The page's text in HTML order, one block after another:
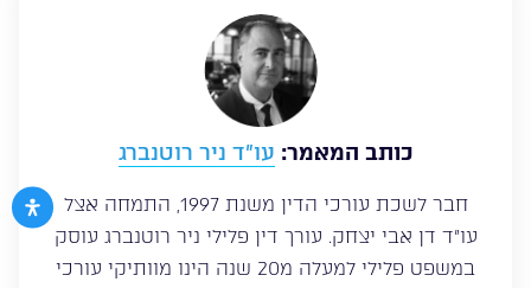
כותב המאמר: עו”ד ניר רוטנברג
חבר לשכת עורכי הדין משנת 1997, התמחה אצל
עו”ד דן אבי יצחק. עורך דין פלילי ניר רוטנברג עוסק
במשפט פלילי למעלה מ20 שנה הינו מוותיקי עורכי